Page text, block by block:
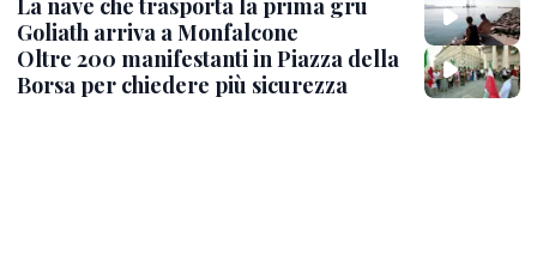
Goliath arriva a Monfalcone
Oltre 200 manifestanti in Piazza della
Borsa per chiedere più sicurezza